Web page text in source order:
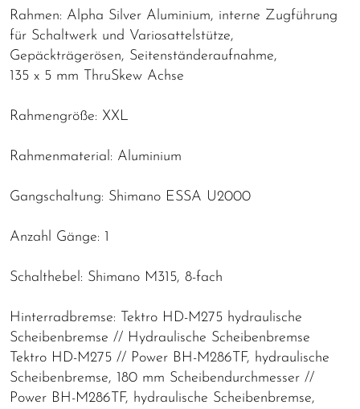
Rahmen: Alpha Silver Aluminium, interne Zugführung
für Schaltwerk und Variosattelstütze,
Gepäckträgerösen, Seitenständeraufnahme,
135 x 5 mm ThruSkew Achse
Rahmengröße: XXL
Rahmenmaterial: Aluminium
Gangschaltung: Shimano ESSA U2000
Anzahl Gänge: 1
Schalthebel: Shimano M315, 8-fach
Hinterradbremse: Tektro HD-M275 hydraulische
Scheibenbremse // Hydraulische Scheibenbremse
Tektro HD-M275 // Power BH-M286TF, hydraulische
Scheibenbremse, 180 mm Scheibendurchmesser //
Power BH-M286TF, hydraulische Scheibenbremse,